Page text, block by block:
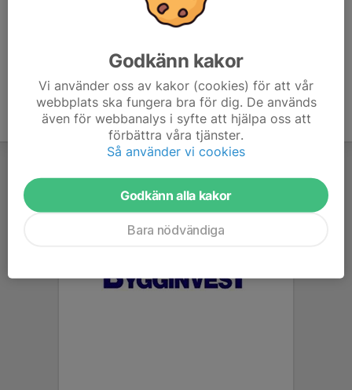
Godkänn kakor
Vi använder oss av kakor (cookies) för att vår
webbplats ska fungera bra för dig. De används
även för webbanalys i syfte att hjälpa oss att
förbättra våra tjänster.
Så använder vi cookies
Godkänn alla kakor
Bara nödvändiga